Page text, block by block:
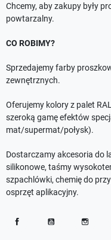
Chcemy, aby zakupy były
powtarzalny.
CO ROBIMY?
Sprzedajemy farby
zewnętrznych.
Oferujemy kolory z palet
szeroką gamę efektów
mat/supermat/połysk).
Dostarczamy akcesoria do
silikonowe, taśmy
szpachlówki, chemię do
osprzęt aplikacyjny.